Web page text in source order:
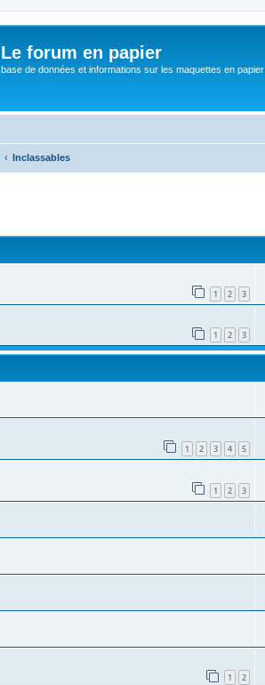
Le forum en papier
base de données et informations sur les maquettes en papier
Inclassables
1 2 3
1 2 3
1 2 3 4 5
1 2 3
1 2